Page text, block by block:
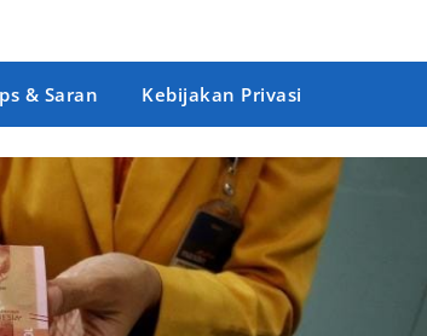
& Saran Kebijakan Privasi